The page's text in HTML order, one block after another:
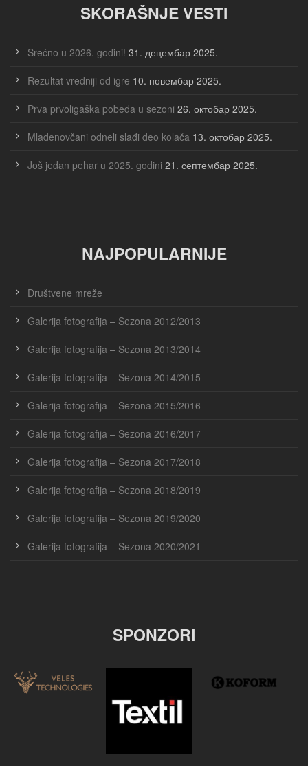
SKORAŠNJE VESTI
Srećno u 2026. godini! 31. децембар 2025.
Rezultat vredniji od igre 10. новембар 2025.
Prva prvoligaška pobeda u sezoni 26. октобар 2025.
Mladenovčani odneli slađi deo kolača 13. октобар 2025.
Još jedan pehar u 2025. godini 21. септембар 2025.
NAJPOPULARNIJE
Društvene mreže
Galerija fotografija – Sezona 2012/2013
Galerija fotografija – Sezona 2013/2014
Galerija fotografija – Sezona 2014/2015
Galerija fotografija – Sezona 2015/2016
Galerija fotografija – Sezona 2016/2017
Galerija fotografija – Sezona 2017/2018
Galerija fotografija – Sezona 2018/2019
Galerija fotografija – Sezona 2019/2020
Galerija fotografija – Sezona 2020/2021
SPONZORI